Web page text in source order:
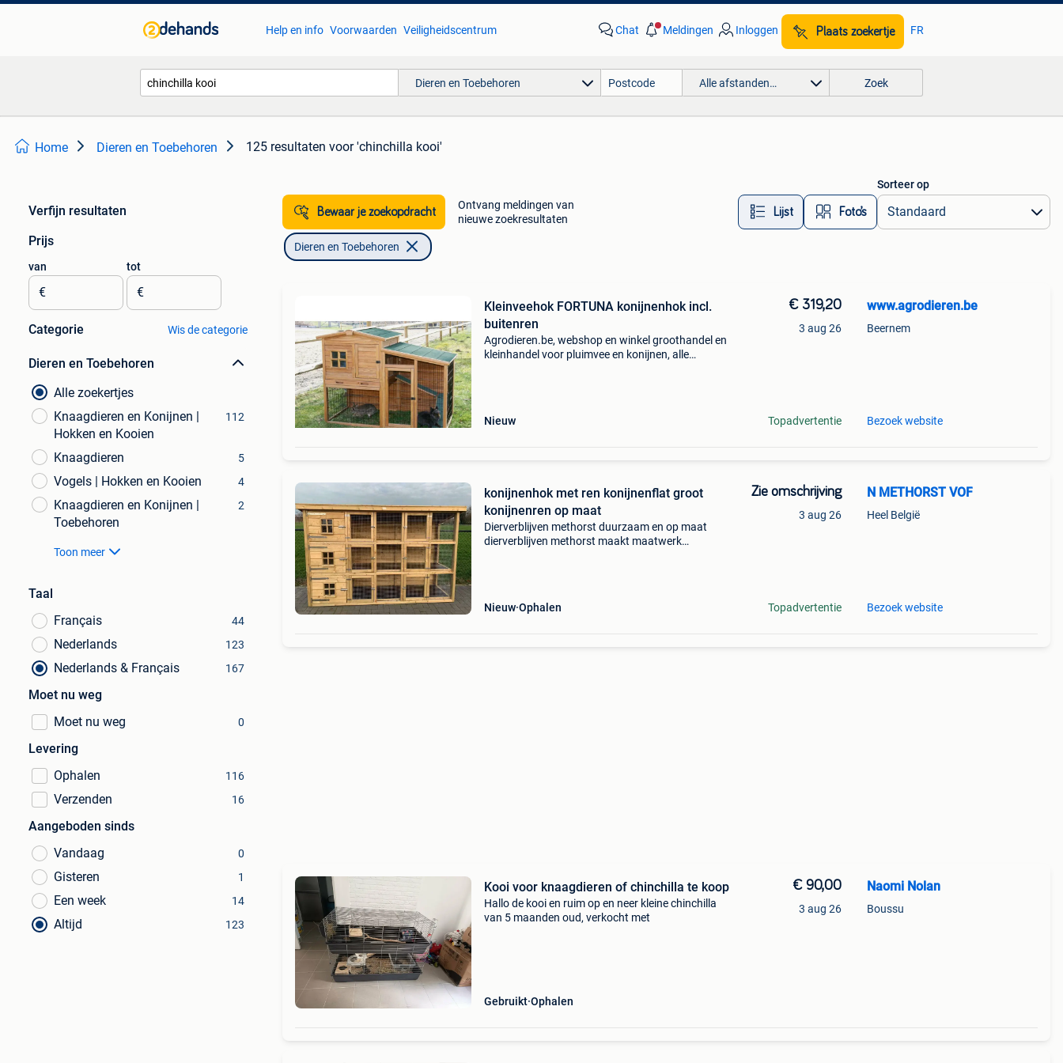
Help en info Voorwaarden Veiligheidscentrum Chat Meldingen Inloggen Plaats zoekertje FR
Dieren en Toebehoren Alle afstanden… Zoek
Home Dieren en Toebehoren 125 resultaten voor 'chinchilla kooi'
Verfijn resultaten
Prijs
van
€
tot
€
Categorie Wis de categorie
Dieren en Toebehoren
Alle zoekertjes
Knaagdieren en Konijnen |
Hokken en Kooien
112
Knaagdieren 5
Vogels | Hokken en Kooien 4
Knaagdieren en Konijnen |
Toebehoren
2
Toon meer
Taal
Français
44
Nederlands 123
Nederlands & Français 167
Moet nu weg
Moet nu weg
0
Levering
Ophalen
116
Verzenden 16
Aangeboden sinds
Vandaag
0
Gisteren 1
Een week 14
Altijd 123
Bewaar je zoekopdracht
Ontvang meldingen van
nieuwe zoekresultaten
Lijst Foto’s
Sorteer op
Dieren en Toebehoren
Kleinveehok FORTUNA konijnenhok incl.
buitenren
Agrodieren.be, webshop en winkel groothandel en
kleinhandel voor pluimvee en konijnen, alle
Nieuw
€ 319,20
3 aug 26
Topadvertentie
www.agrodieren.be
Beernem
Bezoek website
konijnenhok met ren konijnenflat groot
konijnenren op maat
Dierverblijven methorst duurzaam en op maat
dierverblijven methorst maakt maatwerk
Nieuw Ophalen
Zie omschrijving
3 aug 26
Topadvertentie
N METHORST VOF
Heel België
Bezoek website
Kooi voor knaagdieren of chinchilla te koop
Hallo de kooi en ruim op en neer kleine chinchilla
van 5 maanden oud, verkocht met
Gebruikt Ophalen
€ 90,00
3 aug 26
Naomi Nolan
Boussu